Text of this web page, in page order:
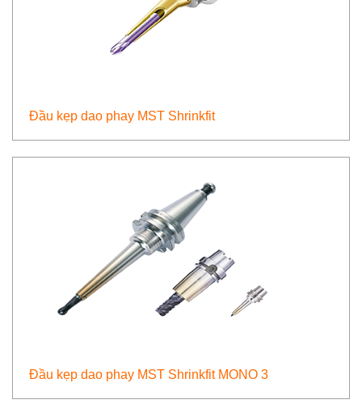
Đầu kẹp dao phay MST Shrinkfit
Đầu kẹp dao phay MST Shrinkfit MONO 3